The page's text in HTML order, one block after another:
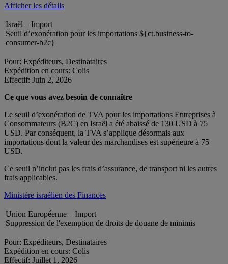
Afficher les détails
Israël – Import
Seuil d’exonération pour les importations ${ct.business-to-
consumer-b2c}
Pour: Expéditeurs, Destinataires
Expédition en cours: Colis
Effectif: Juin 2, 2026
Ce que vous avez besoin de connaître
Le seuil d’exonération de TVA pour les importations Entreprises à
Consommateurs (B2C) en Israël a été abaissé de 130 USD à 75
USD. Par conséquent, la TVA s’applique désormais aux
importations dont la valeur des marchandises est supérieure à 75
USD.
Ce seuil n’inclut pas les frais d’assurance, de transport ni les autres
frais applicables.
Ministère israélien des Finances
Union Européenne – Import
Suppression de l'exemption de droits de douane de minimis
Pour: Expéditeurs, Destinataires
Expédition en cours: Colis
Effectif: Juillet 1, 2026